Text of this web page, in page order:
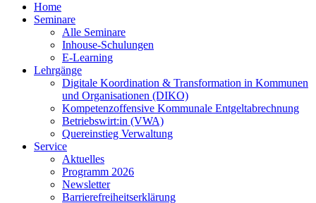
Home
Seminare
Alle Seminare
Inhouse-Schulungen
E-Learning
Lehrgänge
Digitale Koordination & Transformation in Kommunen
und Organisationen (DIKO)
Kompetenzoffensive Kommunale Entgeltabrechnung
Betriebswirt:in (VWA)
Quereinstieg Verwaltung
Service
Aktuelles
Programm 2026
Newsletter
Barrierefreiheitserklärung